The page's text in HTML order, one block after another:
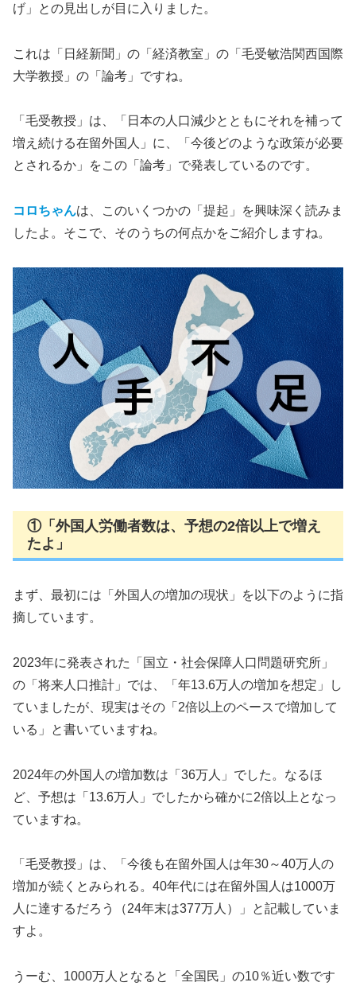
げ」との見出しが目に入りました。
これは「日経新聞」の「経済教室」の「毛受敏浩関西国際
大学教授」の「論考」ですね。
「毛受教授」は、「日本の人口減少とともにそれを補って
増え続ける在留外国人」に、「今後どのような政策が必要
とされるか」をこの「論考」で発表しているのです。
コロちゃんは、このいくつかの「提起」を興味深く読みま
したよ。そこで、そのうちの何点かをご紹介しますね。
①「外国人労働者数は、予想の2倍以上で増え
たよ」
まず、最初には「外国人の増加の現状」を以下のように指
摘しています。
2023年に発表された「国立・社会保障人口問題研究所」
の「将来人口推計」では、「年13.6万人の増加を想定」し
ていましたが、現実はその「2倍以上のペースで増加して
いる」と書いていますね。
2024年の外国人の増加数は「36万人」でした。なるほ
ど、予想は「13.6万人」でしたから確かに2倍以上となっ
ていますね。
「毛受教授」は、「今後も在留外国人は年30～40万人の
増加が続くとみられる。40年代には在留外国人は1000万
人に達するだろう（24年末は377万人）」と記載していま
すよ。
うーむ、1000万人となると「全国民」の10％近い数です